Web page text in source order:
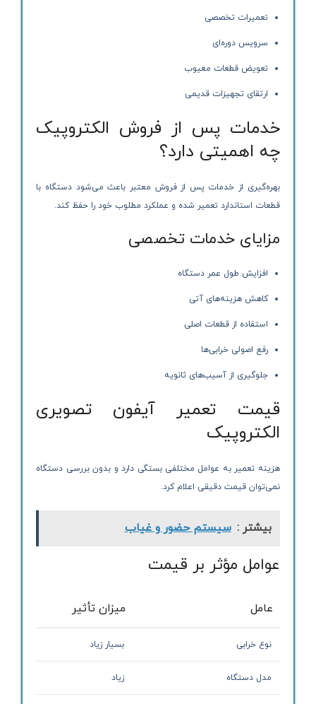
تعمیرات تخصصی
سرویس دوره‌ای
تعویض قطعات معیوب
ارتقای تجهیزات قدیمی
خدمات پس از فروش الکتروپیک
چه اهمیتی دارد؟
بهره‌گیری از خدمات پس از فروش معتبر باعث می‌شود دستگاه با
قطعات استاندارد تعمیر شده و عملکرد مطلوب خود را حفظ کند.
مزایای خدمات تخصصی
افزایش طول عمر دستگاه
کاهش هزینه‌های آتی
استفاده از قطعات اصلی
رفع اصولی خرابی‌ها
جلوگیری از آسیب‌های ثانویه
قیمت تعمیر آیفون تصویری
الکتروپیک
هزینه تعمیر به عوامل مختلفی بستگی دارد و بدون بررسی دستگاه
نمی‌توان قیمت دقیقی اعلام کرد.
بیشتر : سیستم‌ حضور و غیاب
عوامل مؤثر بر قیمت
عامل میزان تأثیر
نوع خرابی بسیار زیاد
مدل دستگاه زیاد